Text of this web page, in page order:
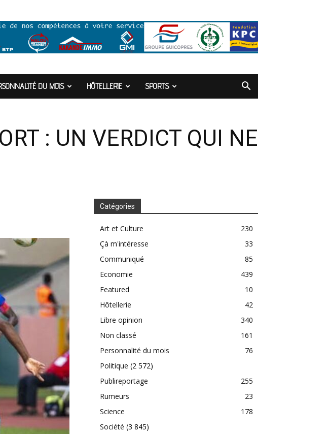
DU MOIS HÔTELLERIE SPORTS
: UN VERDICT QUI NE
Catégories
Art et Culture
230
Çà m'intéresse
33
Communiqué
85
Economie
439
Featured
10
Hôtellerie
42
Libre opinion
340
Non classé
161
Personnalité du mois
76
Politique (2 572)
Publireportage
255
Rumeurs
23
Science
178
Société (3 845)